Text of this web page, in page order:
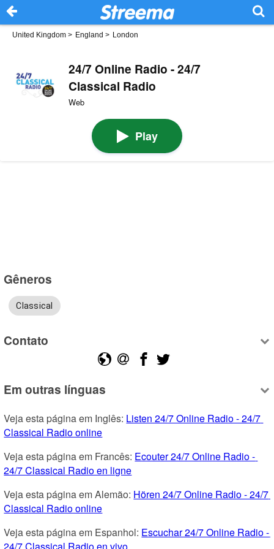
United Kingdom > England > London
24/7 Online Radio - 24/7
Classical Radio
Web
Play
Gêneros
Classical
Contato
Em outras línguas
Veja esta página em Inglês: Listen 24/7 Online Radio - 24/7
Classical Radio online
Veja esta página em Francês: Ecouter 24/7 Online Radio -
24/7 Classical Radio en ligne
Veja esta página em Alemão: Hören 24/7 Online Radio - 24/7
Classical Radio online
Veja esta página em Espanhol: Escuchar 24/7 Online Radio -
24/7 Classical Radio en vivo